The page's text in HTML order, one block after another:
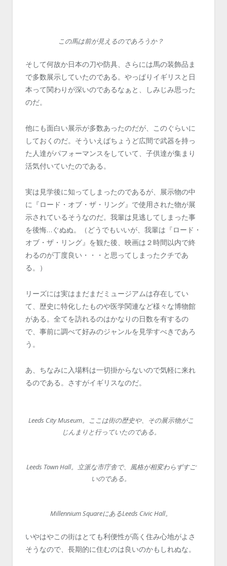
この馬は前が見えるのであろうか？
そして何故か日本の刀や防具、さらには馬の装飾品ま
で多数展示していたのである。やっぱりイギリスと日
本って関わりが深いのであるなぁと、しみじみ思った
のだ。
他にも面白い展示が多数あったのだが、このぐらいに
しておくのだ。そういえばちょうど広間で武器を持っ
た人達がパフォーマンスをしていて、子供達が集まり
活気付いていたのである。
実は見学後に知ってしまったのであるが、展示物の中
に『ロード・オブ・ザ・リング』で使用された物が展
示されているそうなのだ。我輩は見逃してしまった事
を後悔…ぐぬぬ。（どうでもいいが、我輩は『ロード・
オブ・ザ・リング』を観た後、映画は２時間以内で終
わるのが丁度良い・・・と思ってしまったクチであ
る。）
リーズには実はまだまだミュージアムは存在してい
て、歴史に特化したものや医学関連など様々な博物館
がある。全てを訪れるのはかなりの日数を有するの
で、事前に調べて好みのジャンルを見学すべきであろ
う。
あ、ちなみに入場料は一切掛からないので気軽に来れ
るのである。さすがイギリスなのだ。
Leeds City Museum。ここは街の歴史や、その展示物がこ
じんまりと行っていたのである。
Leeds Town Hall。立派な市庁舎で、風格が相変わらずすご
いのである。
Millennium SquareにあるLeeds Civic Hall。
いやはやこの街はとても利便性が高く住み心地がよさ
そうなので、長期的に住むのは良いのかもしれぬな。